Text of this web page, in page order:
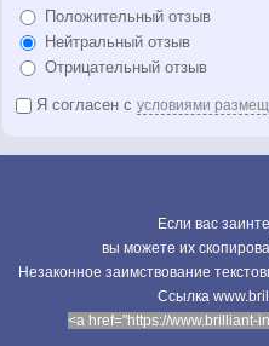
Положительный отзыв
Нейтральный отзыв
Отрицательный отзыв
Я согласен с условиями
Если вас
вы можете их
Незаконное заимствование
Cсылка
<a href="https://www.brilliant-